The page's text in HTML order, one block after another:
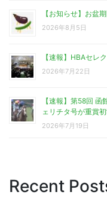
【お知らせ】お盆
2026年8月5日
【速報】HBAセレ
2026年7月22日
【速報】第58回
ェリチタ号が重賞初
2026年7月19日
Recent